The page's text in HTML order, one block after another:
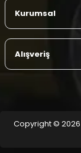
Kurumsal
Alışveriş
Copyright © 2026